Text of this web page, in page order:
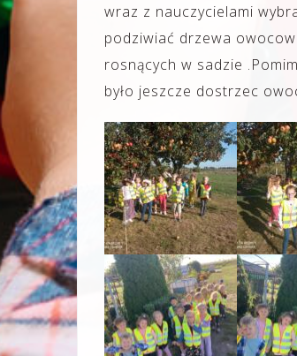
wraz z nauczycielami
podziwiać drzewa
rosnących w sadzie
było jeszcze dostrzec